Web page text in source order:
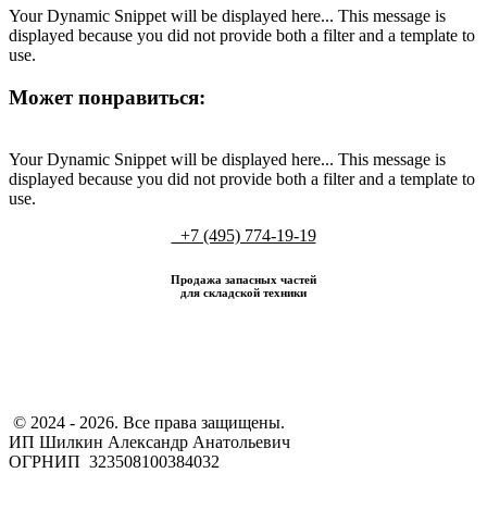
Your Dynamic Snippet will be displayed here... This message is
displayed because you did not provide both a filter and a template to
use.
Может понравиться:
Your Dynamic Snippet will be displayed here... This message is
displayed because you did not provide both a filter and a template to
use.
+7 (495) 774-19-19
Продажа запасных частей
для складской техники
​ © 2024 - 2026. Все права защищены.
ИП Шилкин Александр Анатольевич
ОГРНИП 323508100384032